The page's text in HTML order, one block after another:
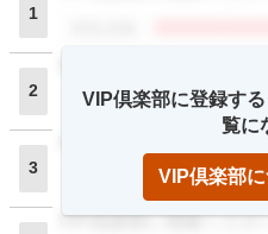
1
2
VIP倶楽部に登録くださ
閲覧者数
3
VIP倶楽部に登録くださ
VIP倶楽部に登録す
覧に
VIP倶楽部